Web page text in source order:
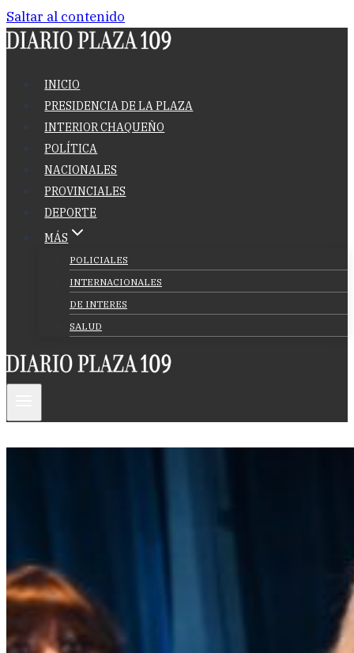
Saltar al contenido
INICIO
PRESIDENCIA DE LA PLAZA
INTERIOR CHAQUEÑO
POLÍTICA
NACIONALES
PROVINCIALES
DEPORTE
MÁS
POLICIALES
INTERNACIONALES
DE INTERES
SALUD